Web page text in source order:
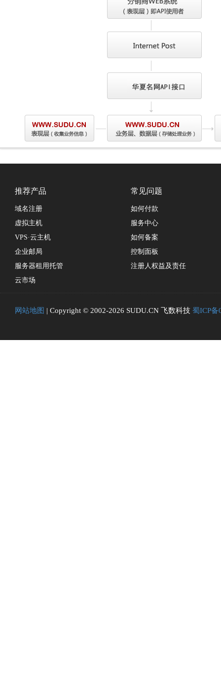
推荐产品
域名注册
虚拟主机
VPS·云主机
企业邮局
服务器租用托管
云市场
常见问题
如何付款
服务中心
如何备案
控制面板
注册人权益及责任
网站地图 | Copyright © 2002-2026 SUDU.CN 飞数科技 蜀ICP备